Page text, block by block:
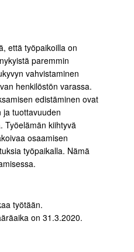
että työpaikoilla on
paremmin
vahvistaminen
henkilöstön varassa.
edistäminen ovat
ja tuottavuuden
Työelämän kiihtyvä
osaamisen
työpaikalla. Nämä
työtään.
on 31.3.2020.